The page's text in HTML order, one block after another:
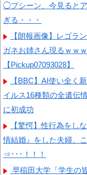
◯プシーン、今見ると
ぎる・・・
【朗報画像】レゴラ
ガネお姉さん現るｗｗ
【Pickup07093028】
【BBC】AI使い全く
イルス16種類の全遺伝
に初成功
【驚愕】性行為をし
情結婚』をした夫婦、
⇒･･･！！！
早稲田大学「学生の